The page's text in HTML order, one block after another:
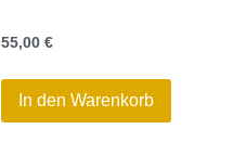
55,00 €
In den Warenkorb